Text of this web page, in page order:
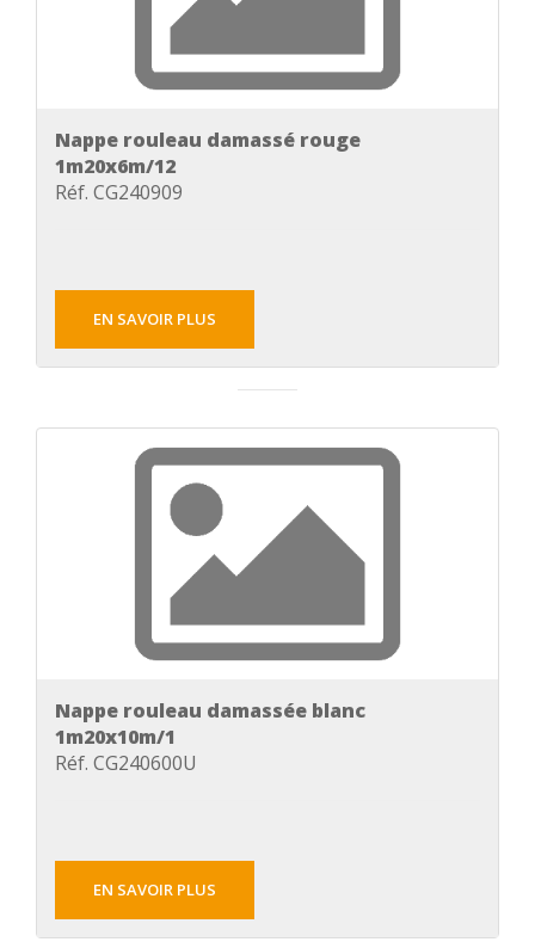
Nappe rouleau damassé rouge
1m20x6m/12
Réf. CG240909
EN SAVOIR PLUS
Nappe rouleau damassée blanc
1m20x10m/1
Réf. CG240600U
EN SAVOIR PLUS